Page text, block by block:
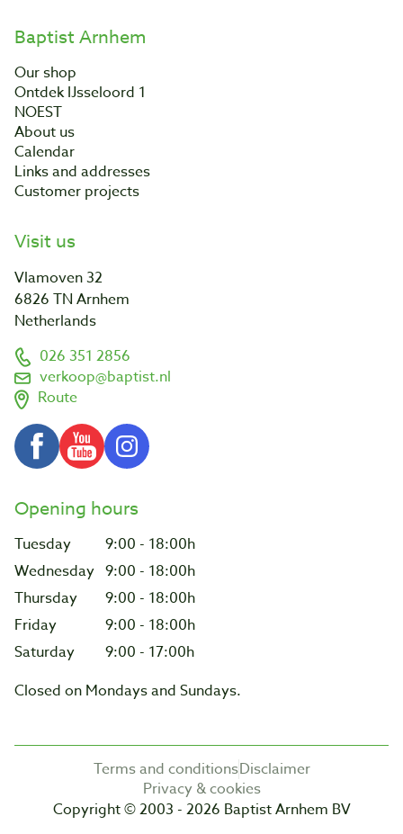
Baptist Arnhem
Our shop
Ontdek IJsseloord 1
NOEST
About us
Calendar
Links and addresses
Customer projects
Visit us
Vlamoven 32
6826 TN Arnhem
Netherlands
026 351 2856
verkoop@baptist.nl
Route
Opening hours
Tuesday
9:00 - 18:00h
Wednesday 9:00 - 18:00h
Thursday
9:00 - 18:00h
Friday
9:00 - 18:00h
Saturday
9:00 - 17:00h
Closed on Mondays and Sundays.
Terms and conditionsDisclaimer
Privacy & cookies
Copyright © 2003 - 2026 Baptist Arnhem BV